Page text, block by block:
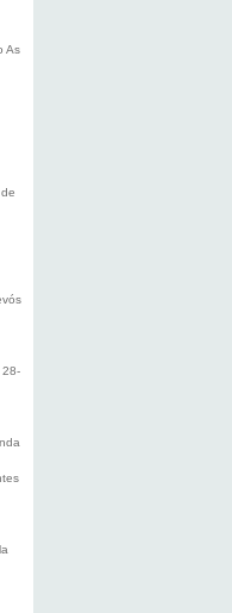
As
28-